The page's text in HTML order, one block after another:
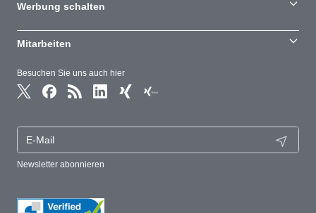
Besuchen Sie uns auch hier
Newsletter abonnieren
Werbung schalten
Mitarbeiten